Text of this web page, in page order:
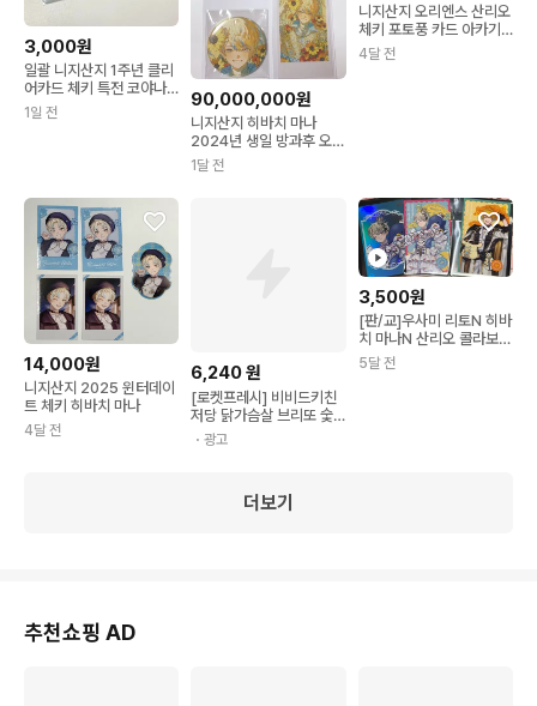
3,000원
일괄 니지산지 1주년 클리
어카드 체키 특전 코야나
기 로우 히바치 마나
1일 전
90,000,000원
니지산지 히바치 마나
2024년 생일 방과후 오리
엔스 체키/캔뱃지
1달 전
니지산지 오리엔스 산리오
체키 포토풍 카드 아카기
웬 히바치 마나
4달 전
14,000원
니지산지 2025 윈터데이
트 체키 히바치 마나
4달 전
6,240원
[로켓프레시] 비비드키친
저당 닭가슴살 브리또 숯
불매콤 (냉동)
・광고
3,500원
[판/교]우사미 리토N 히바
치 마나N 산리오 콜라보
체키
5달 전
더보기
추천쇼핑 AD